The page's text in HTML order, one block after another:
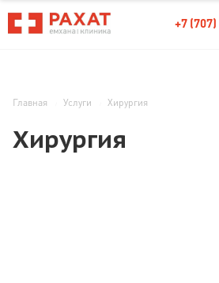
+7
Главная Услуги Хирургия
Хирургия